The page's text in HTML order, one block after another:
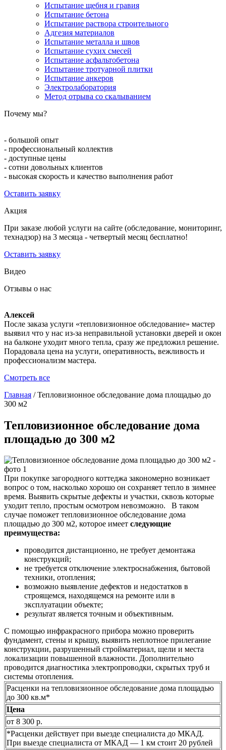
Испытание щебня и гравия
Испытание бетона
Испытание раствора строительного
Адгезия материалов
Испытание металла и швов
Испытание сухих смесей
Испытание асфальтобетона
Испытание тротуарной плитки
Испытание анкеров
Электролаборатория
Метод отрыва со скалыванием
Почему мы?
- большой опыт
- профессиональный коллектив
- доступные цены
- сотни довольных клиентов
- высокая скорость и качество выполнения работ
Оставить заявку
Акция
При заказе любой услуги на сайте (обследование, мониторинг,
технадзор) на 3 месяца - четвертый месяц бесплатно!
Оставить заявку
Видео
Отзывы о нас
Алексей
После заказа услуги «тепловизионное обследование» мастер
выявил что у нас из-за неправильной установки дверей и окон
на балконе уходит много тепла, сразу же предложил решение.
Порадовала цена на услуги, оперативность, вежливость и
профессионализм мастера.
Смотреть все
Главная /Тепловизионное обследование дома площадью до
300 м2
Тепловизионное обследование дома
площадью до 300 м2
При покупке загородного коттеджа закономерно возникает
вопрос о том, насколько хорошо он сохраняет тепло в зимнее
время. Выявить скрытые дефекты и участки, сквозь которые
уходит тепло, простым осмотром невозможно. В таком
случае поможет тепловизионное обследование дома
площадью до 300 м2, которое имеет следующие
преимущества:
проводится дистанционно, не требует демонтажа
конструкций;
не требуется отключение электроснабжения, бытовой
техники, отопления;
возможно выявление дефектов и недостатков в
строящемся, находящемся на ремонте или в
эксплуатации объекте;
результат является точным и объективным.
С помощью инфракрасного прибора можно проверить
фундамент, стены и крышу, выявить неплотное прилегание
конструкции, разрушенный стройматериал, щели и места
локализации повышенной влажности. Дополнительно
проводится диагностика электропроводки, скрытых труб и
системы отопления.
Расценки на тепловизионное обследование дома площадью
до 300 кв.м*
Цена
от 8 300 р.
*Расценки действует при выезде специалиста до МКАД.
При выезде специалиста от МКАД — 1 км стоит 20 рублей